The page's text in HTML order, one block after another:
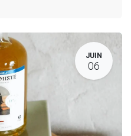
JUIN
06